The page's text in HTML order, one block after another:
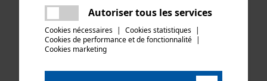
Autoriser tous les services
Cookies nécessaires | Cookies statistiques |
Cookies de performance et de fonctionnalité |
Cookies marketing
Une erreur s'est produite. Veuillez
essayer encore.
partager
mail